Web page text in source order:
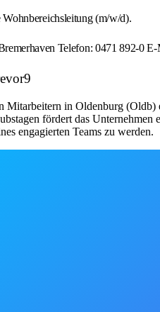
(m/w/d).
Telefon: 0471 892-0
in Oldenburg
fördert das
engagierten Teams zu werden.